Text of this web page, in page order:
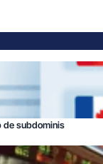
de subdominis